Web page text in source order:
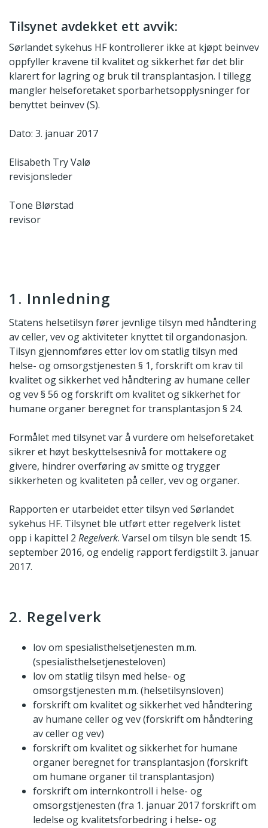
Tilsynet avdekket ett avvik:
Sørlandet sykehus HF kontrollerer ikke at kjøpt beinvev
oppfyller kravene til kvalitet og sikkerhet før det blir
klarert for lagring og bruk til transplantasjon. I tillegg
mangler helseforetaket sporbarhetsopplysninger for
benyttet beinvev (S).
Dato: 3. januar 2017
Elisabeth Try Valø
revisjonsleder
Tone Blørstad
revisor
1. Innledning
Statens helsetilsyn fører jevnlige tilsyn med håndtering
av celler, vev og aktiviteter knyttet til organdonasjon.
Tilsyn gjennomføres etter lov om statlig tilsyn med
helse- og omsorgstjenesten § 1, forskrift om krav til
kvalitet og sikkerhet ved håndtering av humane celler
og vev § 56 og forskrift om kvalitet og sikkerhet for
humane organer beregnet for transplantasjon § 24.
Formålet med tilsynet var å vurdere om helseforetaket
sikrer et høyt beskyttelsesnivå for mottakere og
givere, hindrer overføring av smitte og trygger
sikkerheten og kvaliteten på celler, vev og organer.
Rapporten er utarbeidet etter tilsyn ved Sørlandet
sykehus HF. Tilsynet ble utført etter regelverk listet
opp i kapittel 2 Regelverk. Varsel om tilsyn ble sendt 15.
september 2016, og endelig rapport ferdigstilt 3. januar
2017.
2. Regelverk
lov om spesialisthelsetjenesten m.m.
(spesialisthelsetjenesteloven)
lov om statlig tilsyn med helse- og
omsorgstjenesten m.m. (helsetilsynsloven)
forskrift om kvalitet og sikkerhet ved håndtering
av humane celler og vev (forskrift om håndtering
av celler og vev)
forskrift om kvalitet og sikkerhet for humane
organer beregnet for transplantasjon (forskrift
om humane organer til transplantasjon)
forskrift om internkontroll i helse- og
omsorgstjenesten (fra 1. januar 2017 forskrift om
ledelse og kvalitetsforbedring i helse- og